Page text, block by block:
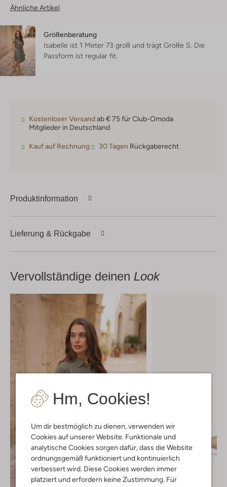
Hm, Cookies!
Um dir bestmöglich zu dienen, verwenden wir
Cookies auf unserer Website. Funktionale und
analytische Cookies sorgen dafür, dass die Website
ordnungsgemäß funktioniert und kontinuierlich
verbessert wird. Diese Cookies werden immer
platziert und erfordern keine Zustimmung. Für
Ähnliche Artikel
Größenberatung
Isabelle ist 1 Meter 73 groß und trägt Größe S. Die
Passform ist regular fit
Kostenloser Versandab € 75 für Club-Omoda
Mitglieder in Deutschland
Kauf auf Rechnung 30 Tagen Rückgaberecht
Produktinformation
Lieferung & Rückgabe
Vervollständige deinen Look
-20%